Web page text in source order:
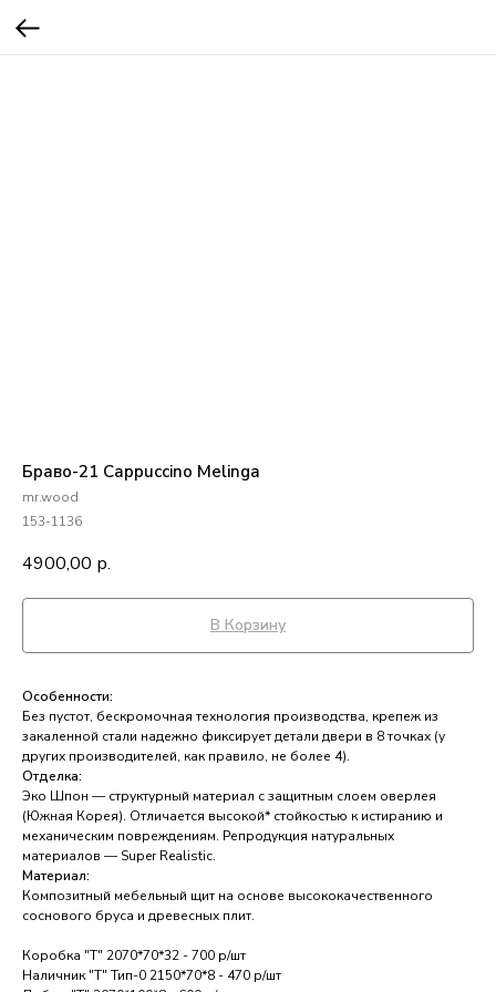
Браво-21 Cappuccino Melinga
mr.wood
153-1136
4900,00 р.
В Корзину
Особенности:
Без пустот, бескромочная технология производства, крепеж из
закаленной стали надежно фиксирует детали двери в 8 точках (у
других производителей, как правило, не более 4).
Отделка:
Эко Шпон — структурный материал с защитным слоем оверлея
(Южная Корея). Отличается высокой* стойкостью к истиранию и
механическим повреждениям. Репродукция натуральных
материалов — Super Realistic.
Материал:
Композитный мебельный щит на основе высококачественного
соснового бруса и древесных плит.
Коробка "Т" 2070*70*32 - 700 р/шт
Наличник "Т" Тип-0 2150*70*8 - 470 р/шт